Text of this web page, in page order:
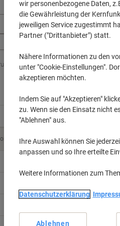
und / oder zuvor erworbene
HP Color
Sortieren nach:
(1)
wir personenbezogene Daten,
die Gewährleistung der
jeweiligen Service zugestimmt
Partner ("Drittanbieter") statt.
Nähere Informationen zu den
unter "Cookie-Einstellungen".
akzeptieren möchten.
Indem Sie auf "Akzeptieren"
zu. Wenn sie den Einsatz nicht
"Ablehnen" aus.
Ihre Auswahl können Sie
anpassen und so Ihre erteilte
Weitere Informationen zum
Datenschutzerklärung
Ablehnen